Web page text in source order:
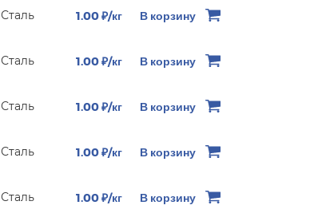
Сталь 1.00 ₽/кг В корзину
Сталь 1.00 ₽/кг В корзину
Сталь 1.00 ₽/кг В корзину
Сталь 1.00 ₽/кг В корзину
Сталь 1.00 ₽/кг В корзину